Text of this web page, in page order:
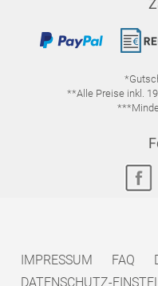
**Alle Preise inkl.
IMPRESSUM FAQ
DATENSCHUTZ-